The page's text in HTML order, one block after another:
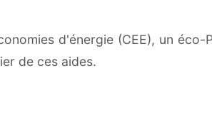
d'énergie (CEE), un éco-
de ces aides.